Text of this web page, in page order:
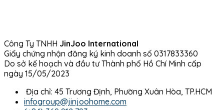
Công Ty TNHH JinJoo International
Giấy chứng nhận đăng ký kinh doanh số 0317833360
Do sở kế hoạch và đầu tư Thành phố Hồ Chí Minh cấp
ngày 15/05/2023
Địa chỉ: 45 Trương Định, Phường Xuân Hòa, TP.HCM
infogroup@jinjoohome.com